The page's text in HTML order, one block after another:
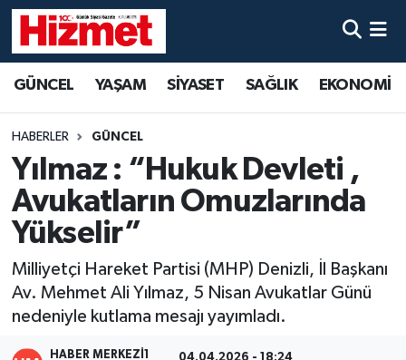
GÜNCEL YAŞAM SİYASET SAĞLIK EKONOMİ
HABERLER GÜNCEL
Yılmaz : “Hukuk Devleti ,
Avukatların Omuzlarında
Yükselir”
Milliyetçi Hareket Partisi (MHP) Denizli, İl Başkanı
Av. Mehmet Ali Yılmaz, 5 Nisan Avukatlar Günü
nedeniyle kutlama mesajı yayımladı.
HABER MERKEZI1 04.04.2026 - 18:24
YAŞAM
SİYASET
SAĞLIK
KÜLTÜR SANAT
SPOR
Denizli Hava Durumu
Denizli Trafik Yoğunluk Haritası
Süper Lig Puan Durumu ve Fikstür
Son Dakika Haberleri
Haber Arşivi